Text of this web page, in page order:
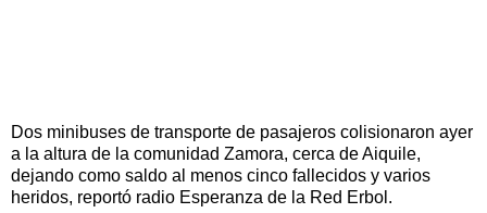
Dos minibuses de transporte de pasajeros colisionaron ayer
a la altura de la comunidad Zamora, cerca de Aiquile,
dejando como saldo al menos cinco fallecidos y varios
heridos, reportó radio Esperanza de la Red Erbol.